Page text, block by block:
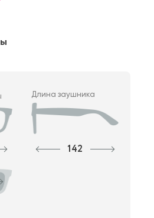
Длина заушника
142